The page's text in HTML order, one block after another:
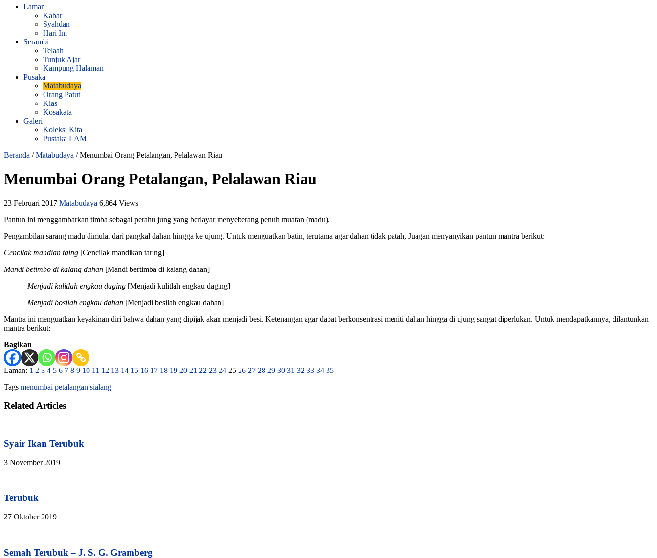
Laman
Kabar
Syahdan
Hari Ini
Serambi
Telaah
Tunjuk Ajar
Kampung Halaman
Pusaka
Matabudaya
Orang Patut
Kias
Kosakata
Galeri
Koleksi Kita
Pustaka LAM
Beranda / Matabudaya / Menumbai Orang Petalangan, Pelalawan Riau
Menumbai Orang Petalangan, Pelalawan Riau
23 Februari 2017 Matabudaya 6,864 Views
Pantun ini menggambarkan timba sebagai perahu jung yang berlayar menyeberang penuh muatan (madu).
Pengambilan sarang madu dimulai dari pangkal dahan hingga ke ujung. Untuk menguatkan batin, terutama agar dahan tidak patah, Juagan menyanyikan pantun mantra berikut:
Cencilak mandian taing [Cencilak mandikan taring]
Mandi betimbo di kalang dahan [Mandi bertimba di kalang dahan]
Menjadi kulitlah engkau daging [Menjadi kulitlah engkau daging]
Menjadi bosilah engkau dahan [Menjadi besilah engkau dahan]
Mantra ini menguatkan keyakinan diri bahwa dahan yang dipijak akan menjadi besi. Ketenangan agar dapat berkonsentrasi meniti dahan hingga di ujung sangat diperlukan. Untuk mendapatkannya, dilantunkan
mantra berikut:
Bagikan
Laman: 1 2 3 4 5 6 7 8 9 10 11 12 13 14 15 16 17 18 19 20 21 22 23 24 25 26 27 28 29 30 31 32 33 34 35
Tags menumbai petalangan sialang
Related Articles
Syair Ikan Terubuk
3 November 2019
Terubuk
27 Oktober 2019
Semah Terubuk – J. S. G. Gramberg